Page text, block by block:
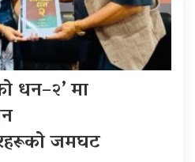
धन–२’ मा
जमघट